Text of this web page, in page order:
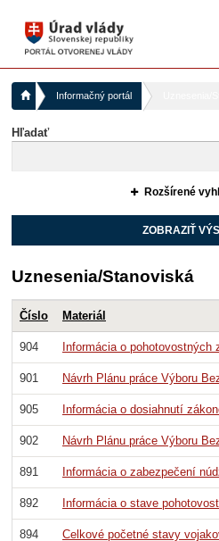
Informačný portál
Hľadať
Rozšírené
Uznesenia/Stanoviská
Číslo Materiál
904 Informácia o pohotovostných
901 Návrh Plánu práce Výboru
905 Informácia o dosiahnutí
902 Návrh Plánu práce Výboru
891 Informácia o zabezpečení
892 Informácia o stave
894 Celkové početné stavy